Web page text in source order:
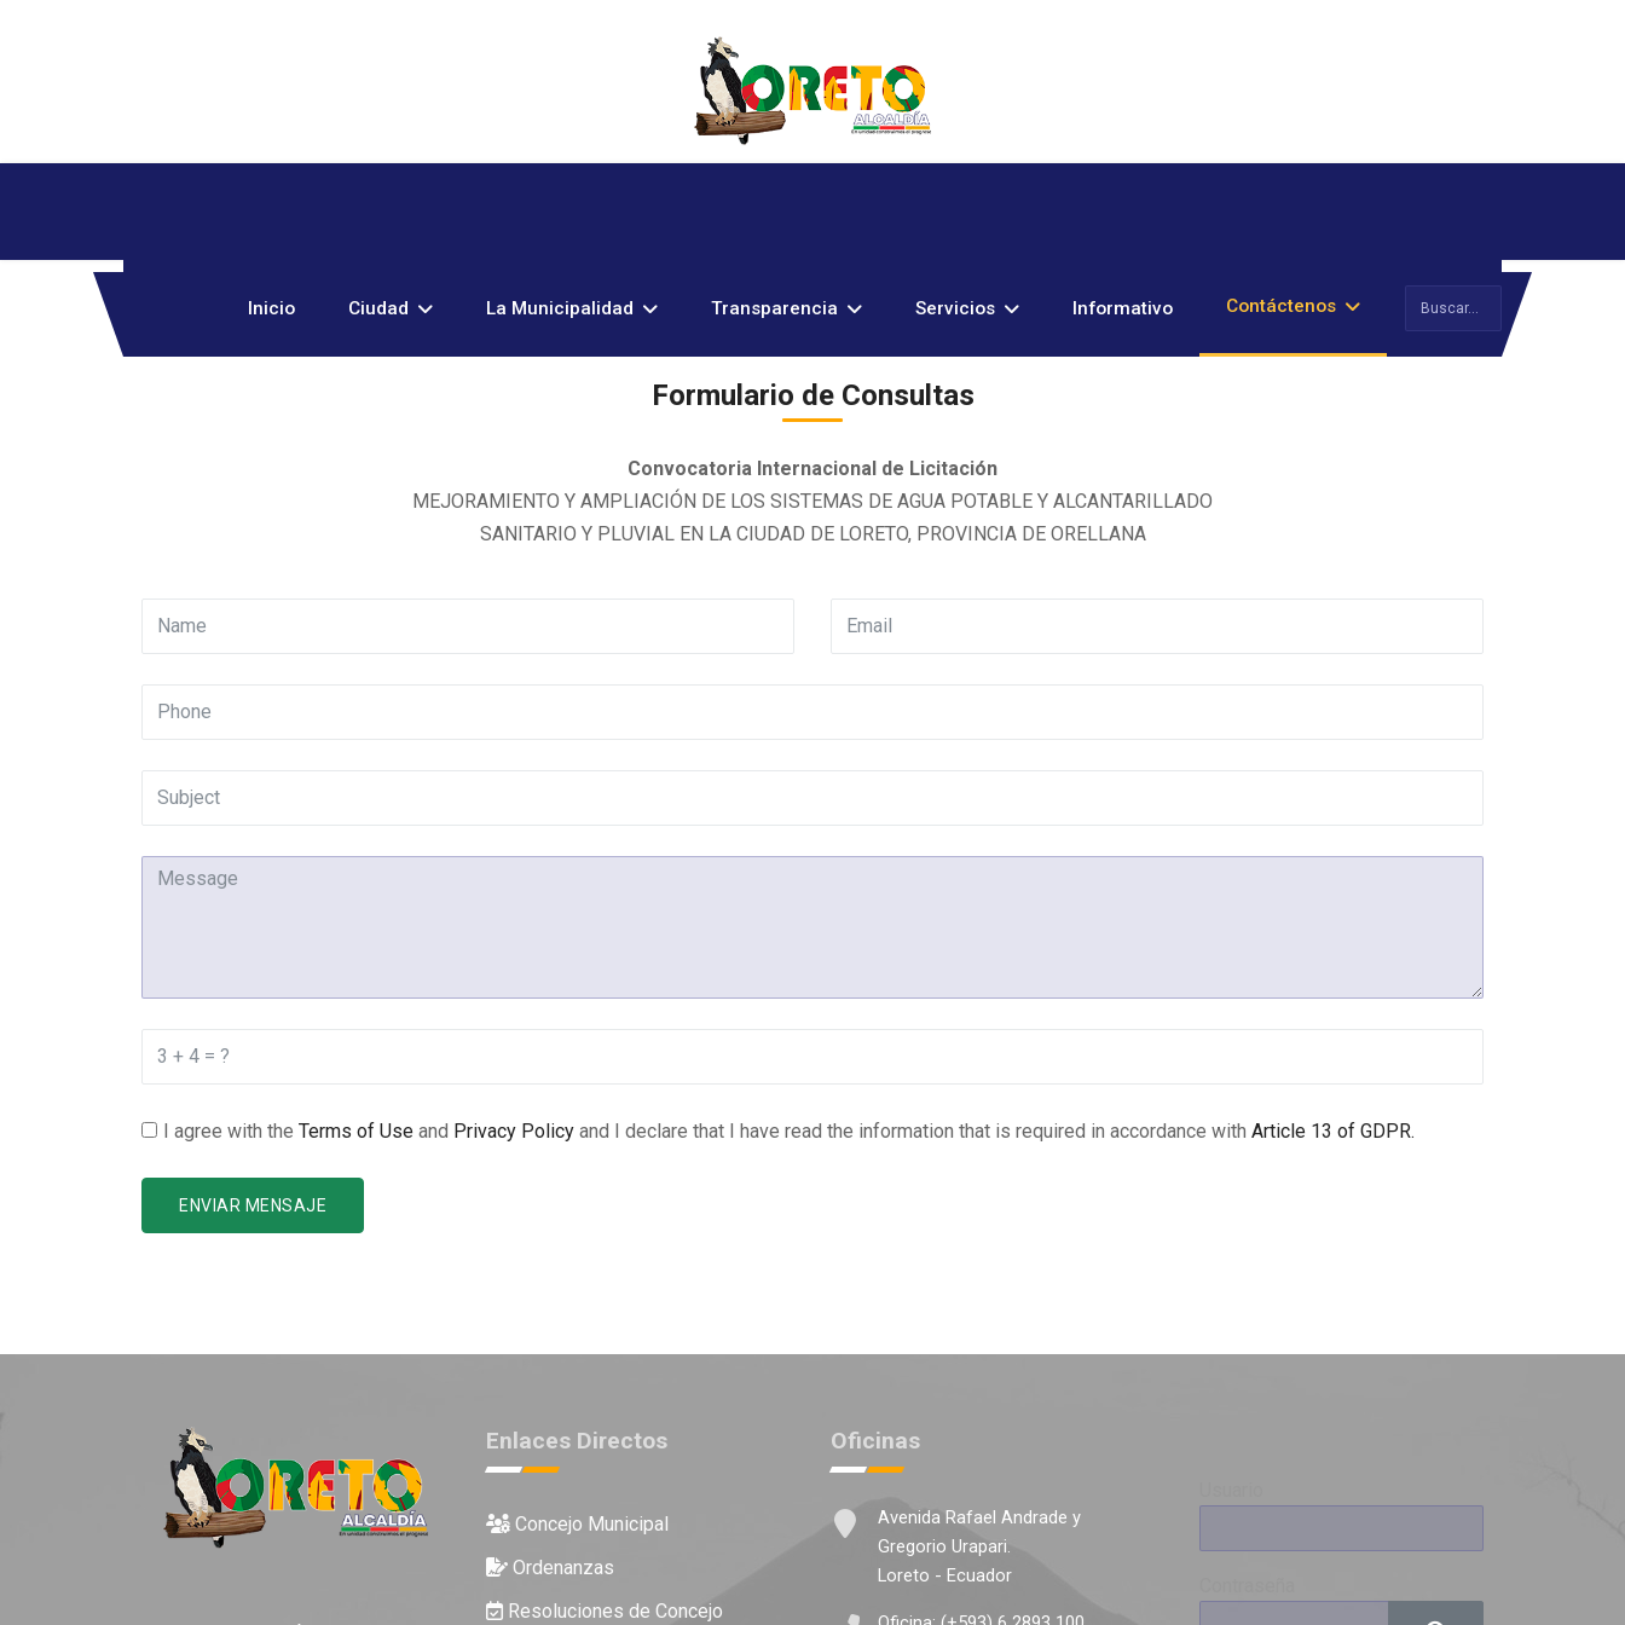
Inicio Ciudad La Municipalidad Transparencia Servicios Informativo Contáctenos Buscar
Formulario de Consultas
Convocatoria Internacional de Licitación
MEJORAMIENTO Y AMPLIACIÓN DE LOS SISTEMAS DE AGUA POTABLE Y ALCANTARILLADO
SANITARIO Y PLUVIAL EN LA CIUDAD DE LORETO, PROVINCIA DE ORELLANA
I agree with the Terms of Use and Privacy Policy and I declare that I have read the information that is required in accordance with Article 13 of GDPR.
ENVIAR MENSAJE
Enlaces Directos
Concejo Municipal
Ordenanzas
Resoluciones de Concejo
Oficinas
Avenida Rafael Andrade y
Gregorio Urapari.
Loreto - Ecuador